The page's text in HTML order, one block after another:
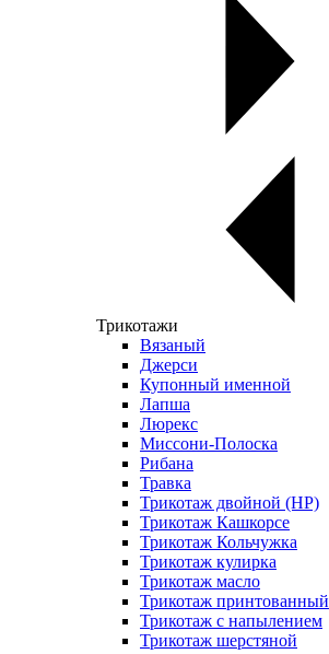
Трикотажи
Вязаный
Джерси
Купонный именной
Лапша
Люрекс
Миссони-Полоска
Рибана
Травка
Трикотаж двойной (НР)
Трикотаж Кашкорсе
Трикотаж Кольчужка
Трикотаж кулирка
Трикотаж масло
Трикотаж принтованный
Трикотаж с напылением
Трикотаж шерстяной